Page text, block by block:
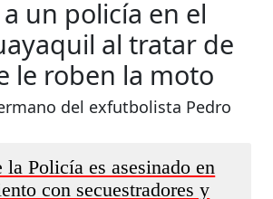
un policía en el
al tratar de
le roben la moto
del exfutbolista Pedro
la Policía es asesinado en
con secuestradores y